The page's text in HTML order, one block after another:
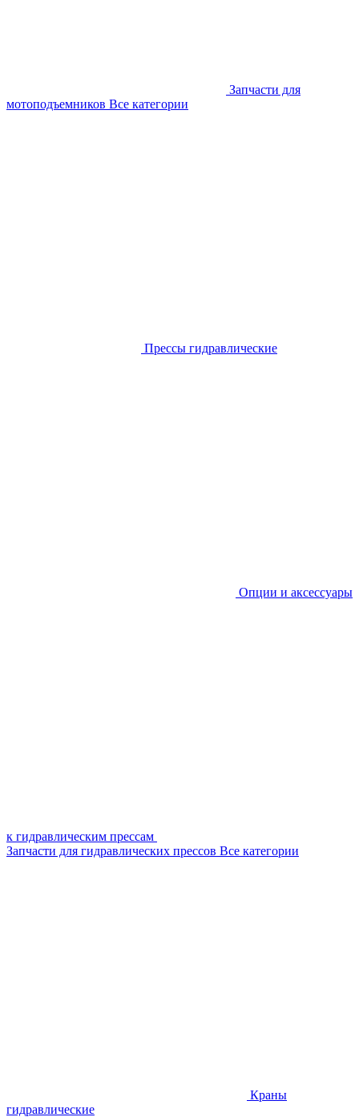
Запчасти для
мотоподъемников Все категории
Прессы гидравлические
Опции и аксессуары
к гидравлическим прессам
Запчасти для гидравлических прессов Все категории
Краны
гидравлические